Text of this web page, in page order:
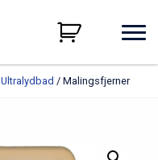
Ultralydbad / Malingsfjerner